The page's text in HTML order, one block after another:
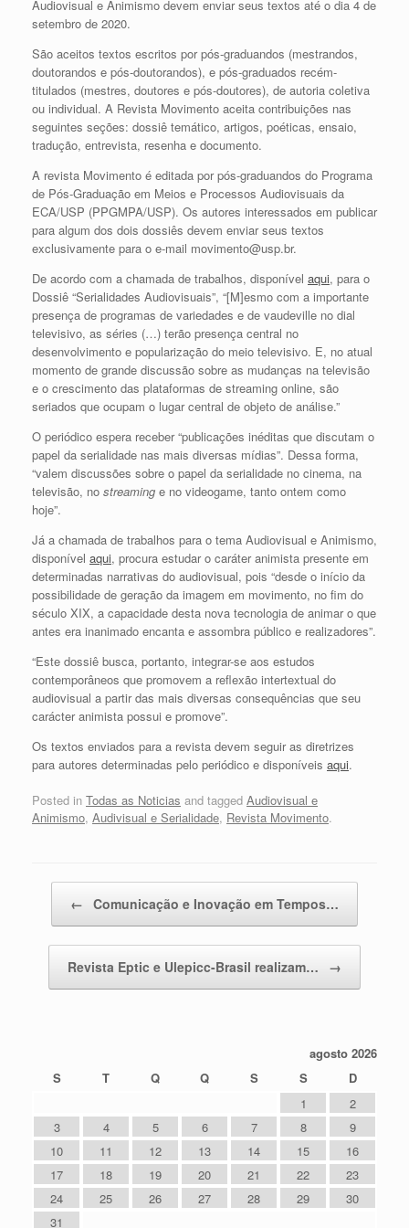
Audiovisual e Animismo devem enviar seus textos até o dia 4 de
setembro de 2020.
São aceitos textos escritos por pós-graduandos (mestrandos,
doutorandos e pós-doutorandos), e pós-graduados recém-
titulados (mestres, doutores e pós-doutores), de autoria coletiva
ou individual. A Revista Movimento aceita contribuições nas
seguintes seções: dossiê temático, artigos, poéticas, ensaio,
tradução, entrevista, resenha e documento.
A revista Movimento é editada por pós-graduandos do Programa
de Pós-Graduação em Meios e Processos Audiovisuais da
ECA/USP (PPGMPA/USP). Os autores interessados em publicar
para algum dos dois dossiês devem enviar seus textos
exclusivamente para o e-mail movimento@usp.br.
De acordo com a chamada de trabalhos, disponível aqui, para o
Dossiê “Serialidades Audiovisuais”, “[M]esmo com a importante
presença de programas de variedades e de vaudeville no dial
televisivo, as séries (…) terão presença central no
desenvolvimento e popularização do meio televisivo. E, no atual
momento de grande discussão sobre as mudanças na televisão
e o crescimento das plataformas de streaming online, são
seriados que ocupam o lugar central de objeto de análise.”
O periódico espera receber “publicações inéditas que discutam o
papel da serialidade nas mais diversas mídias”. Dessa forma,
“valem discussões sobre o papel da serialidade no cinema, na
televisão, no streaming e no videogame, tanto ontem como
hoje”.
Já a chamada de trabalhos para o tema Audiovisual e Animismo,
disponível aqui, procura estudar o caráter animista presente em
determinadas narrativas do audiovisual, pois “desde o início da
possibilidade de geração da imagem em movimento, no fim do
século XIX, a capacidade desta nova tecnologia de animar o que
antes era inanimado encanta e assombra público e realizadores”.
“Este dossiê busca, portanto, integrar-se aos estudos
contemporâneos que promovem a reflexão intertextual do
audiovisual a partir das mais diversas consequências que seu
carácter animista possui e promove”.
Os textos enviados para a revista devem seguir as diretrizes
para autores determinadas pelo periódico e disponíveis aqui.
Posted in Todas as Noticias and tagged Audiovisual e
Animismo, Audivisual e Serialidade, Revista Movimento.
← Comunicação e Inovação em Tempos…
Revista Eptic e Ulepicc-Brasil realizam… →
agosto 2026
S
T Q Q S S
D
1
2
3
4 5 6 7 8
9
10
11 12 13 14 15
16
17
18 19 20 21 22
23
24
25 26 27 28 29
30
31